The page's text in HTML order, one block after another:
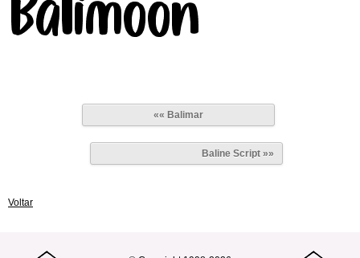
«« Balimar
Baline Script »»
Voltar